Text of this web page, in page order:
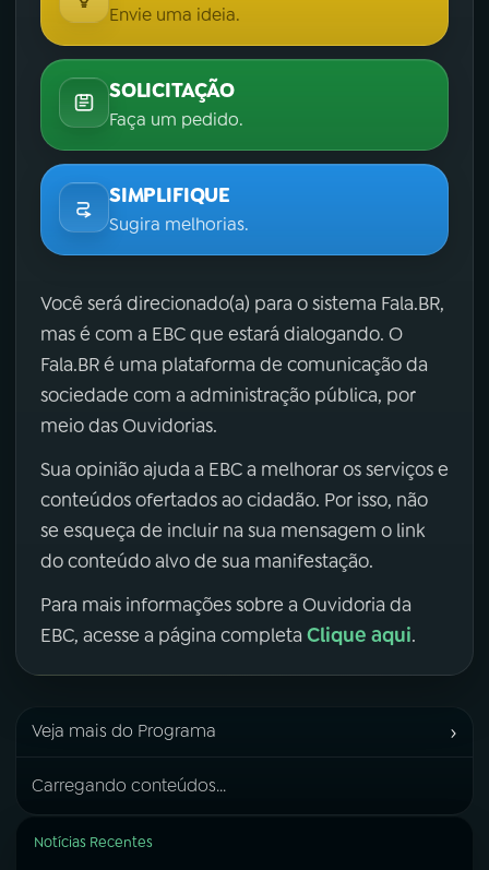
Envie uma ideia.
SOLICITAÇÃO
Faça um pedido.
SIMPLIFIQUE
Sugira melhorias.
Você será direcionado(a) para o sistema Fala.BR,
mas é com a EBC que estará dialogando. O
Fala.BR é uma plataforma de comunicação da
sociedade com a administração pública, por
meio das Ouvidorias.
Sua opinião ajuda a EBC a melhorar os serviços e
conteúdos ofertados ao cidadão. Por isso, não
se esqueça de incluir na sua mensagem o link
do conteúdo alvo de sua manifestação.
Para mais informações sobre a Ouvidoria da
EBC, acesse a página completa Clique aqui.
Veja mais do Programa ›
Carregando conteúdos...
Notícias Recentes